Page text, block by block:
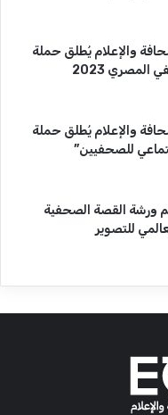
والإعلام يُطلق حملة
2023
والإعلام يُطلق حملة
للصحفيين”
ورشة القصة الصحفية
للتصوير